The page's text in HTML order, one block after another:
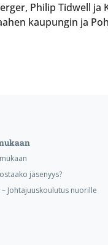
Philip Tidwell ja
kaupungin ja
jäsenyys?
– Johtajuuskoulutus nuorille